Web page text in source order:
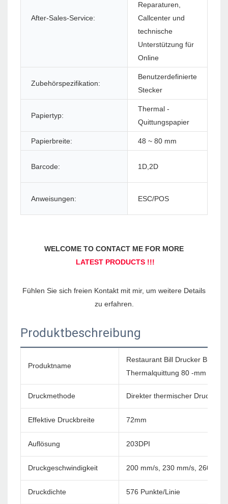
After-Sales-Service:
Reparaturen,
Callcenter und
technische
Unterstützung für
Online
Zubehörspezifikation:
Benutzerdefinierte
Stecker
Papiertyp:
Thermal -
Quittungspapier
Papierbreite: 48 ~ 80 mm
Barcode: 1D,2D
Anweisungen: ESC/POS
Fühlen Sie sich freien Kontakt mit mir, um weitere Details
Produktbeschreibung
Produktname
Restaurant Bill Drucker
Thermalquittung 80 -mm -
Druckmethode Direkter thermischer Druck
Effektive Druckbreite 72mm
Auflösung 203DPI
Druckgeschwindigkeit 200 mm/s, 230 mm/s, 260
Druckdichte 576 Punkte/Linie